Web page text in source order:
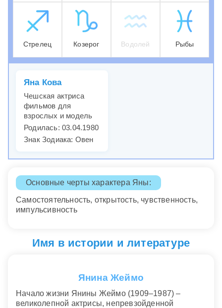
Стрелец Козерог Водолей Рыбы
Яна Кова
Чешская актриса
фильмов для
взрослых и модель
Родилась: 03.04.1980
Знак Зодиака: Овен
Основные черты характера Яны:
Самостоятельность, открытость, чувственность,
импульсивность
Имя в истории и литературе
Янина Жеймо
Начало жизни Янины Жеймо (1909–1987) –
великолепной актрисы, непревзойденной